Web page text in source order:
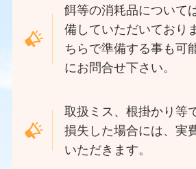
餌等の消耗品について
備していただいており
ちらで準備する事も可
にお問合せ下さい。
取扱ミス、根掛かり等
損失した場合には、実
いただきます。